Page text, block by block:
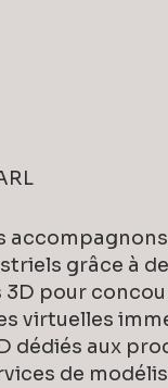
grâce à
pour
virtuelles
dédiés aux
de